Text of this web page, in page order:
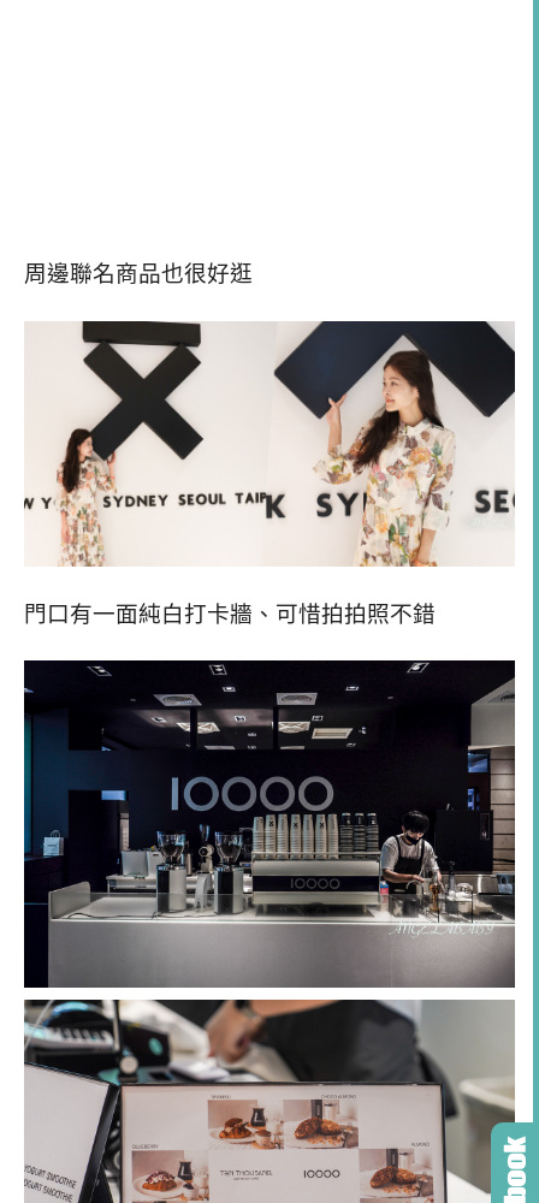
周邊聯名商品也很好逛
門口有一面純白打卡牆、可惜拍拍照不錯